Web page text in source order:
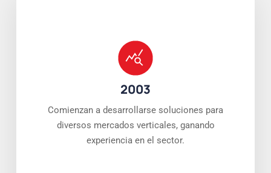
2003
Comienzan a desarrollarse soluciones para
diversos mercados verticales, ganando
experiencia en el sector.